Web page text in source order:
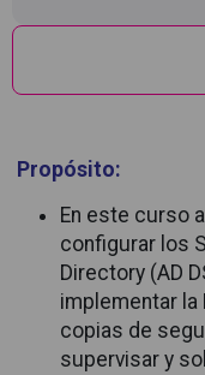
Propósito:
En este curso
configurar los
Directory (AD
implementar
copias de
supervisar y